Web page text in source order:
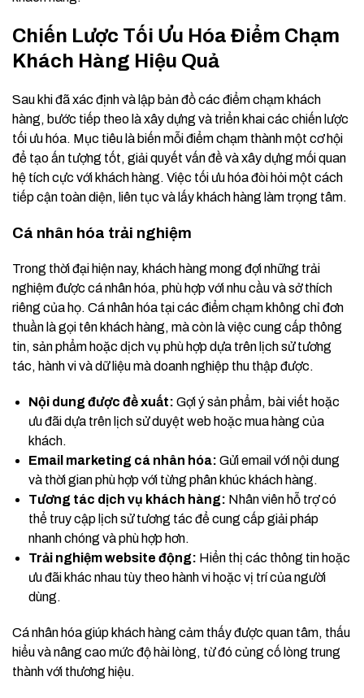
Chiến Lược Tối Ưu Hóa Điểm Chạm
Khách Hàng Hiệu Quả
Sau khi đã xác định và lập bản đồ các điểm chạm khách
hàng, bước tiếp theo là xây dựng và triển khai các chiến lược
tối ưu hóa. Mục tiêu là biến mỗi điểm chạm thành một cơ hội
để tạo ấn tượng tốt, giải quyết vấn đề và xây dựng mối quan
hệ tích cực với khách hàng. Việc tối ưu hóa đòi hỏi một cách
tiếp cận toàn diện, liên tục và lấy khách hàng làm trọng tâm.
Cá nhân hóa trải nghiệm
Trong thời đại hiện nay, khách hàng mong đợi những trải
nghiệm được cá nhân hóa, phù hợp với nhu cầu và sở thích
riêng của họ. Cá nhân hóa tại các điểm chạm không chỉ đơn
thuần là gọi tên khách hàng, mà còn là việc cung cấp thông
tin, sản phẩm hoặc dịch vụ phù hợp dựa trên lịch sử tương
tác, hành vi và dữ liệu mà doanh nghiệp thu thập được.
Nội dung được đề xuất: Gợi ý sản phẩm, bài viết hoặc
ưu đãi dựa trên lịch sử duyệt web hoặc mua hàng của
khách.
Email marketing cá nhân hóa: Gửi email với nội dung
và thời gian phù hợp với từng phân khúc khách hàng.
Tương tác dịch vụ khách hàng: Nhân viên hỗ trợ có
thể truy cập lịch sử tương tác để cung cấp giải pháp
nhanh chóng và phù hợp hơn.
Trải nghiệm website động: Hiển thị các thông tin hoặc
ưu đãi khác nhau tùy theo hành vi hoặc vị trí của người
dùng.
Cá nhân hóa giúp khách hàng cảm thấy được quan tâm, thấu
hiểu và nâng cao mức độ hài lòng, từ đó củng cố lòng trung
thành với thương hiệu.